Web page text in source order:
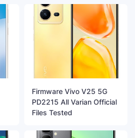
Firmware Vivo V25 5G
PD2215 All Varian Official
Files Tested